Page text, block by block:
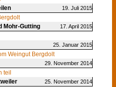
19. Juli 2015
Mohr-Gutting
17. April 2015
25. Januar 2015
Weingut Bergdolt
29. November 2014
teil
25. November 2014